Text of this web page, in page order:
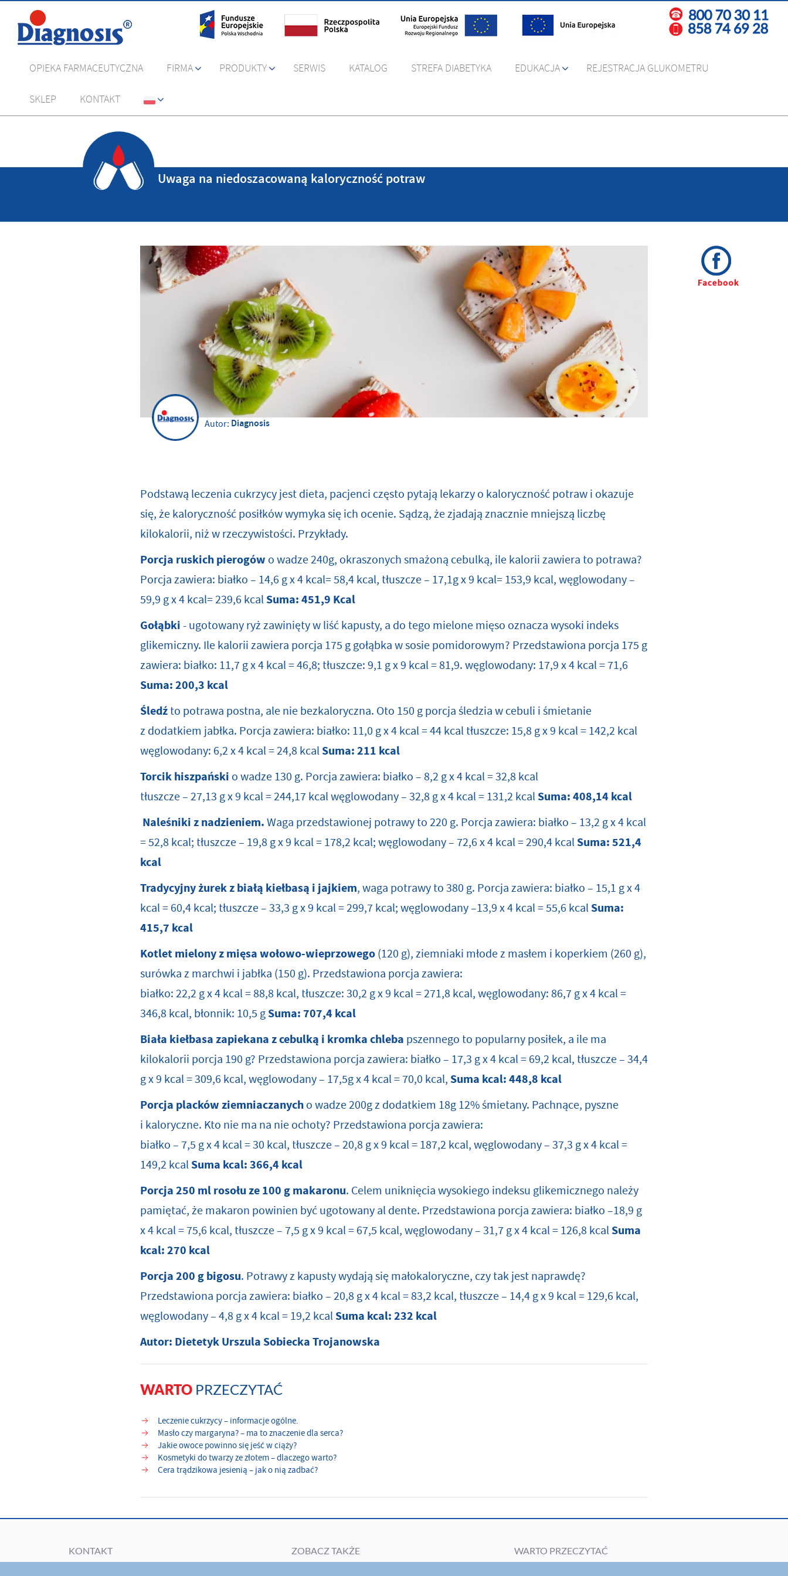
OPIEKA FARMACEUTYCZNA FIRMA PRODUKTY SERWIS KATALOG STREFA DIABETYKA EDUKACJA REJESTRACJA GLUKOMETRU
SKLEP KONTAKT
Uwaga na niedoszacowaną kaloryczność potraw
Autor: Diagnosis
Podstawą leczenia cukrzycy jest dieta, pacjenci często pytają lekarzy o kaloryczność potraw i okazuje
się, że kaloryczność posiłków wymyka się ich ocenie. Sądzą, że zjadają znacznie mniejszą liczbę
kilokalorii, niż w rzeczywistości. Przykłady.
Porcja ruskich pierogów o wadze 240g, okraszonych smażoną cebulką, ile kalorii zawiera to potrawa?
Porcja zawiera: białko – 14,6 g x 4 kcal= 58,4 kcal, tłuszcze – 17,1g x 9 kcal= 153,9 kcal, węglowodany –
59,9 g x 4 kcal= 239,6 kcalSuma: 451,9 Kcal
Gołąbki- ugotowany ryż zawinięty w liść kapusty, a do tego mielone mięso oznacza wysoki indeks
glikemiczny. Ile kalorii zawiera porcja 175 g gołąbka w sosie pomidorowym? Przedstawiona porcja 175 g
zawiera: białko: 11,7 g x 4 kcal = 46,8; tłuszcze: 9,1 g x 9 kcal = 81,9. węglowodany: 17,9 x 4 kcal = 71,6
Suma:200,3 kcal
Śledźto potrawa postna, ale nie bezkaloryczna. Oto 150 g porcja śledzia w cebuli i śmietanie
z dodatkiem jabłka. Porcja zawiera: białko: 11,0 g x 4 kcal = 44 kcal tłuszcze: 15,8 g x 9 kcal = 142,2 kcal
węglowodany: 6,2 x 4 kcal = 24,8 kcalSuma:211 kcal
Torcik hiszpański o wadze 130 g. Porcja zawiera: białko – 8,2 g x 4 kcal = 32,8 kcal
tłuszcze – 27,13 g x 9 kcal = 244,17 kcal węglowodany – 32,8 g x 4 kcal = 131,2 kcalSuma: 408,14 kcal
Naleśniki z nadzieniem.Waga przedstawionej potrawy to 220 g. Porcja zawiera: białko – 13,2 g x 4 kcal
= 52,8 kcal; tłuszcze – 19,8 g x 9 kcal = 178,2 kcal; węglowodany – 72,6 x 4 kcal = 290,4 kcalSuma:521,4
kcal
Tradycyjny żurek z białą kiełbasą i jajkiem, waga potrawy to 380 g. Porcja zawiera: białko – 15,1 g x 4
kcal = 60,4 kcal; tłuszcze – 33,3 g x 9 kcal = 299,7 kcal; węglowodany –13,9 x 4 kcal = 55,6 kcalSuma:
415,7 kcal
Kotlet mielony z mięsa wołowo-wieprzowego(120 g), ziemniaki młode z masłem i koperkiem (260 g),
surówka z marchwi i jabłka (150 g). Przedstawiona porcja zawiera:
białko: 22,2 g x 4 kcal = 88,8 kcal, tłuszcze: 30,2 g x 9 kcal = 271,8 kcal, węglowodany: 86,7 g x 4 kcal =
346,8 kcal, błonnik: 10,5 gSuma:707,4 kcal
Biała kiełbasa zapiekana z cebulką i kromka chleba pszennego to popularny posiłek, a ile ma
kilokalorii porcja 190 g? Przedstawiona porcja zawiera: białko – 17,3 g x 4 kcal = 69,2 kcal, tłuszcze – 34,4
g x 9 kcal = 309,6 kcal, węglowodany – 17,5g x 4 kcal = 70,0 kcal, Suma kcal:448,8 kcal
Porcja placków ziemniaczanycho wadze 200g z dodatkiem 18g 12% śmietany. Pachnące, pyszne
i kaloryczne. Kto nie ma na nie ochoty? Przedstawiona porcja zawiera:
białko – 7,5 g x 4 kcal = 30 kcal, tłuszcze – 20,8 g x 9 kcal = 187,2 kcal, węglowodany – 37,3 g x 4 kcal =
149,2 kcalSuma kcal:366,4 kcal
Porcja 250 ml rosołu ze 100 g makaronu. Celem uniknięcia wysokiego indeksu glikemicznego należy
pamiętać, że makaron powinien być ugotowany al dente. Przedstawiona porcja zawiera: białko –18,9 g
x 4 kcal = 75,6 kcal, tłuszcze – 7,5 g x 9 kcal = 67,5 kcal, węglowodany – 31,7 g x 4 kcal = 126,8 kcalSuma
kcal:270 kcal
Porcja200 g bigosu. Potrawy z kapusty wydają się małokaloryczne, czy tak jest naprawdę?
Przedstawiona porcja zawiera: białko – 20,8 g x 4 kcal = 83,2 kcal, tłuszcze – 14,4 g x 9 kcal = 129,6 kcal,
węglowodany – 4,8 g x 4 kcal = 19,2 kcalSuma kcal:232 kcal
Autor: Dietetyk Urszula Sobiecka Trojanowska
WARTO PRZECZYTAĆ
Leczenie cukrzycy – informacje ogólne.
Masło czy margaryna? – ma to znaczenie dla serca?
Jakie owoce powinno się jeść w ciąży?
Kosmetyki do twarzy ze złotem – dlaczego warto?
Cera trądzikowa jesienią – jak o nią zadbać?
KONTAKT ZOBACZ TAKŻE WARTO PRZECZYTAĆ